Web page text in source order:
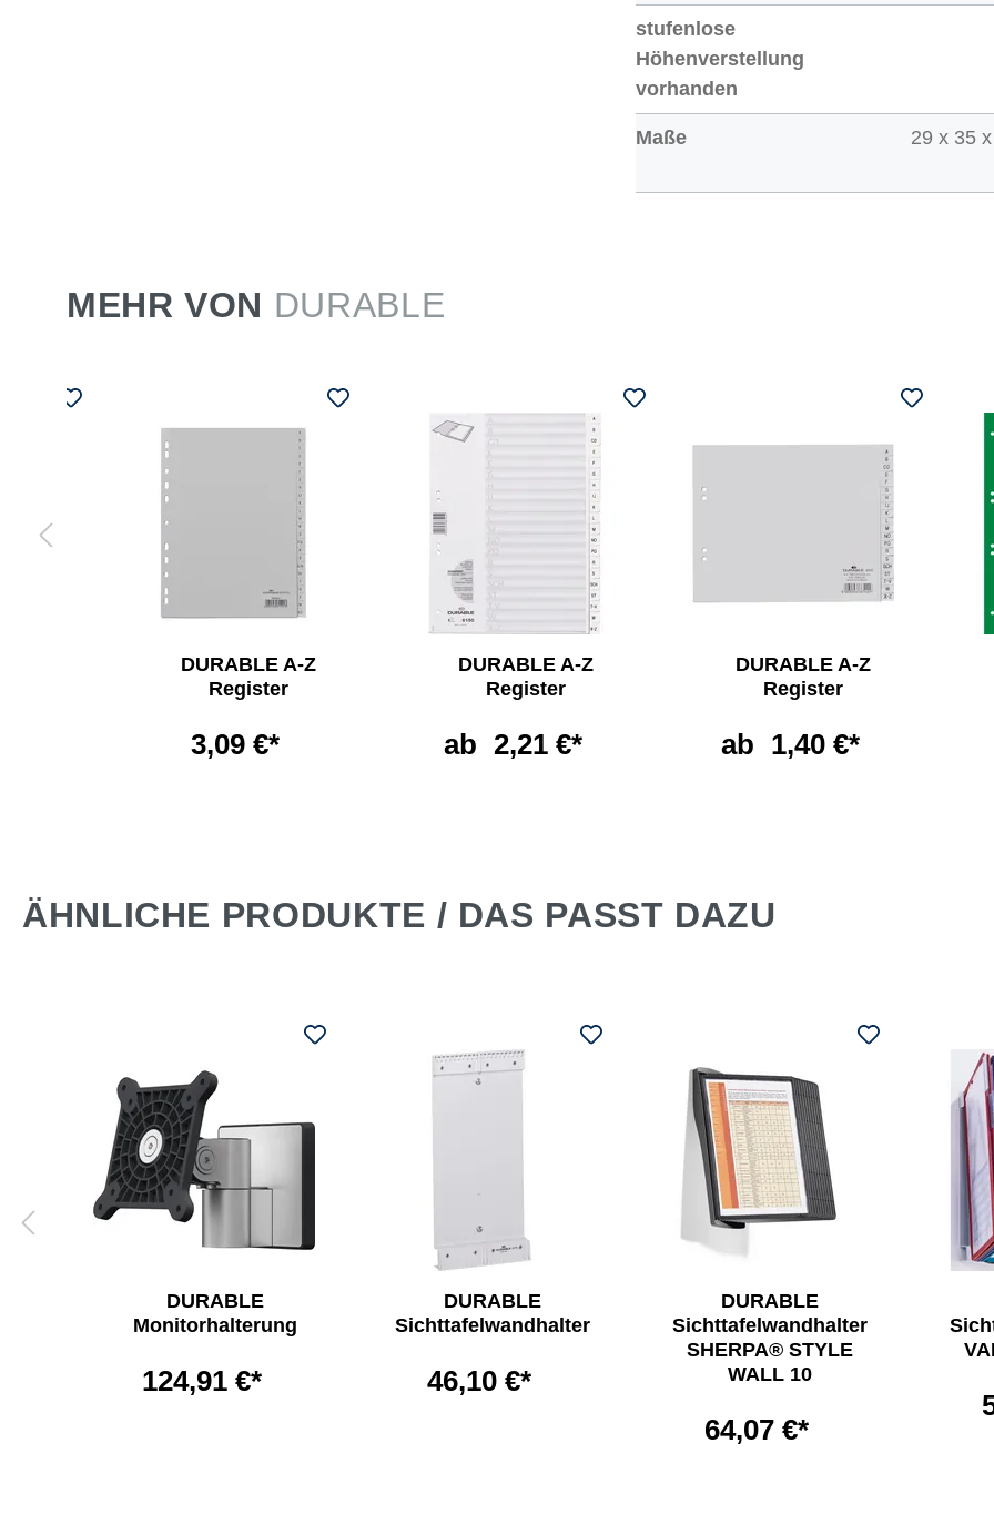
stufenlose
Höhenverstellung
vorhanden
Maße
29 x 35
MEHR VON DURABLE
DURABLE A-Z
Register
3,09 €*
DURABLE A-Z
Register
ab 2,21 €*
DURABLE A-Z
Register
ab 1,40 €*
ÄHNLICHE PRODUKTE / DAS PASST DAZU
DURABLE
Monitorhalterung
124,91 €*
DURABLE
Sichttafelwandhalter
46,10 €*
DURABLE
Sichttafelwandhalter
SHERPA® STYLE
WALL 10
64,07 €*